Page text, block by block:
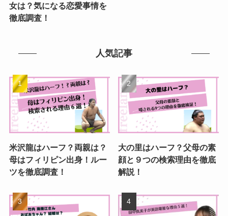
女は？気になる恋愛事情を
徹底調査！
人気記事
米沢龍はハーフ？両親は？
母はフィリピン出身！ルー
ツを徹底調査！
大の里はハーフ？父母の素
顔と９つの検索理由を徹底
解説！